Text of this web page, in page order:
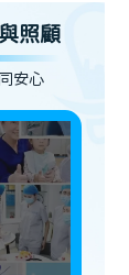
照顧
安心